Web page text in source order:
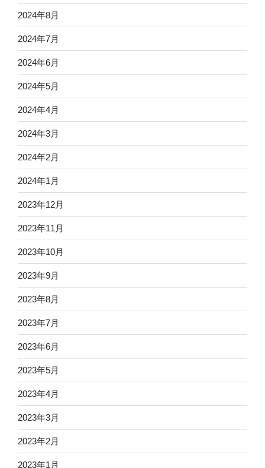
2024年8月
2024年7月
2024年6月
2024年5月
2024年4月
2024年3月
2024年2月
2024年1月
2023年12月
2023年11月
2023年10月
2023年9月
2023年8月
2023年7月
2023年6月
2023年5月
2023年4月
2023年3月
2023年2月
2023年1月